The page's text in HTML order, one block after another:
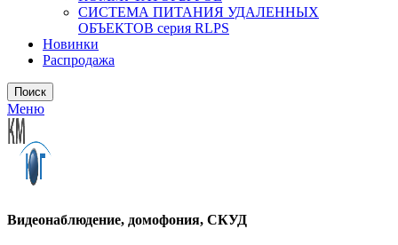
СИСТЕМА ПИТАНИЯ УДАЛЕННЫХ
ОБЪЕКТОВ серия RLPS
Новинки
Распродажа
Поиск
Меню
Видеонаблюдение, домофония, СКУД